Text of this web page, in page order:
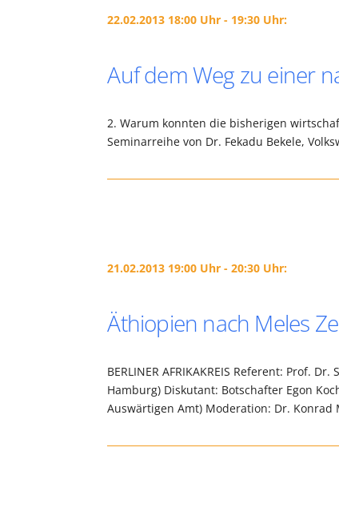
22.02.2013 18:00 Uhr - 19:30 Uhr:
Auf dem Weg zu einer
2. Warum konnten die bisherigen
Seminarreihe von Dr. Fekadu Bekele,
21.02.2013 19:00 Uhr - 20:30 Uhr:
Äthiopien nach Meles
BERLINER AFRIKAKREIS Referent: Prof.
Hamburg) Diskutant: Botschafter Egon
Auswärtigen Amt) Moderation: Dr. Konrad